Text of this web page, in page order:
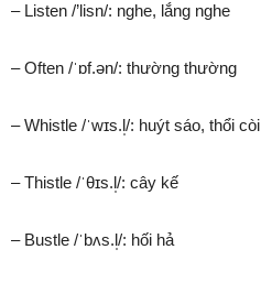
– Listen /’lisn/: nghe, lắng nghe
– Often /ˈɒf.ən/: thường thường
– Whistle /ˈwɪs.l̩/: huýt sáo, thổi còi
– Thistle /ˈθɪs.l̩/: cây kế
– Bustle /ˈbʌs.l̩/: hối hả